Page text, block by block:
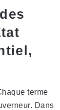
terme
Dans